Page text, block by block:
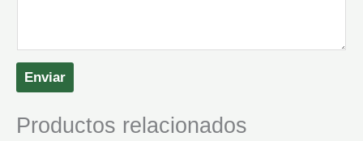
Enviar
Productos relacionados